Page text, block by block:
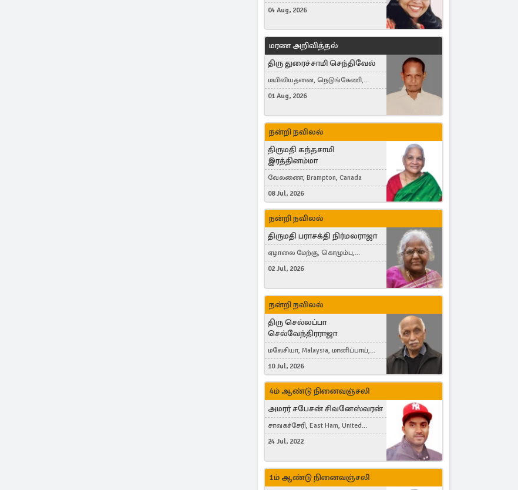
United Kingdom
04 Aug, 2026
மரண அறிவித்தல்
திரு துரைச்சாமி செந்திவேல்
மயிலியதனை, நெடுங்கேணி,
கம்பர்மலை
01 Aug, 2026
நன்றி நவிலல்
திருமதி கந்தசாமி
இரத்தினம்மா
வேலணை, Brampton, Canada
08 Jul, 2026
நன்றி நவிலல்
திருமதி பராசக்தி நிர்மலராஜா
ஏழாலை மேற்கு, கொழும்பு,
தங்காலை, London, United Kingdom
02 Jul, 2026
நன்றி நவிலல்
திரு செல்லப்பா
செல்வேந்திரராஜா
மலேசியா, Malaysia, மானிப்பாய்,
Duisburg, Germany, London, United
Kingdom
10 Jul, 2026
4ம் ஆண்டு நினைவஞ்சலி
அமரர் சபேசன் சிவனேஸ்வரன்
சாவகச்சேரி, East Ham, United
Kingdom
24 Jul, 2022
1ம் ஆண்டு நினைவஞ்சலி